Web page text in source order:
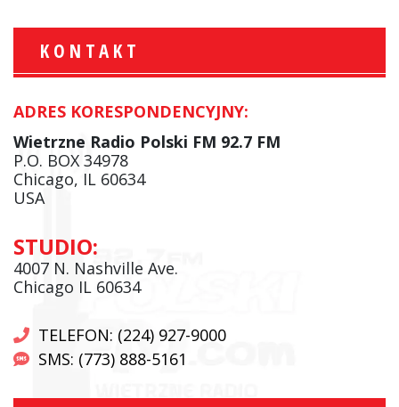
KONTAKT
ADRES KORESPONDENCYJNY:
Wietrzne Radio Polski FM 92.7 FM
P.O. BOX 34978
Chicago, IL 60634
USA
STUDIO:
4007 N. Nashville Ave.
Chicago IL 60634
TELEFON: (224) 927-9000
SMS: (773) 888-5161